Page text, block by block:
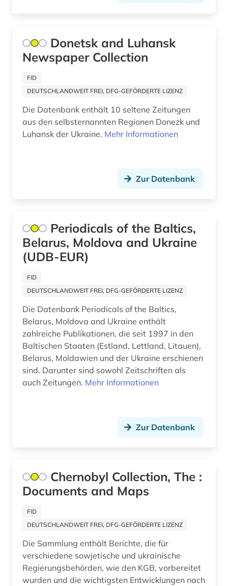
Donetsk and Luhansk
Newspaper Collection
FID
DEUTSCHLANDWEIT FREI, DFG-GEFÖRDERTE LIZENZ
Die Datenbank enthält 10 seltene Zeitungen
aus den selbsternannten Regionen Donezk und
Luhansk der Ukraine. Mehr Informationen
Zur Datenbank
Periodicals of the Baltics,
Belarus, Moldova and Ukraine
(UDB-EUR)
FID
DEUTSCHLANDWEIT FREI, DFG-GEFÖRDERTE LIZENZ
Die Datenbank Periodicals of the Baltics,
Belarus, Moldova and Ukraine enthält
zahlreiche Publikationen, die seit 1997 in den
Baltischen Staaten (Estland, Lettland, Litauen),
Belarus, Moldawien und der Ukraine erschienen
sind. Darunter sind sowohl Zeitschriften als
auch Zeitungen. Mehr Informationen
Zur Datenbank
Chernobyl Collection, The :
Documents and Maps
FID
DEUTSCHLANDWEIT FREI, DFG-GEFÖRDERTE LIZENZ
Die Sammlung enthält Berichte, die für
verschiedene sowjetische und ukrainische
Regierungsbehörden, wie den KGB, vorbereitet
wurden und die wichtigsten Entwicklungen nach